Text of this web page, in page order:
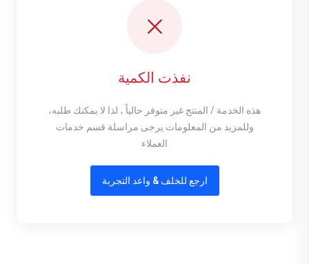
نفذت الكمية
هذه الخدمة / المنتج غير متوفر حالياً ، لذا لا يمكنك طلبه،
وللمزيد من المعلومات يرجى مراسلة قسم خدمات
العملاء
ارجع للخلف & واعد التجربة